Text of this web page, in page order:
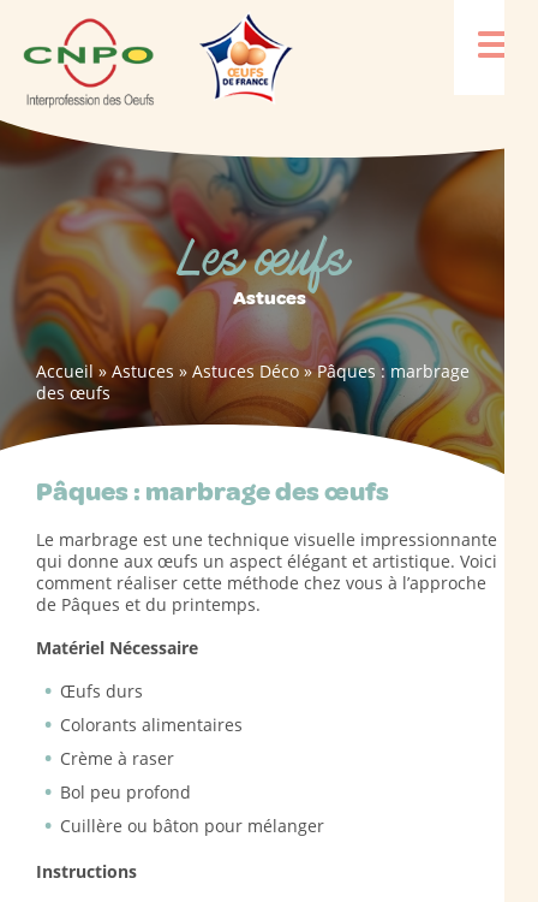
Les œufs
Astuces
Accueil» Astuces » Astuces Déco»Pâques : marbrage
des œufs
Pâques : marbrage des œufs
Le marbrage est une technique visuelle impressionnante
qui donne aux œufs un aspect élégant et artistique. Voici
comment réaliser cette méthode chez vous à l’approche
de Pâques et du printemps.
Matériel Nécessaire
Œufs durs
Colorants alimentaires
Crème à raser
Bol peu profond
Cuillère ou bâton pour mélanger
Instructions